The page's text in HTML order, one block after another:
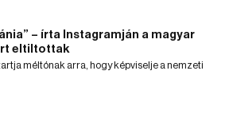
– írta Instagramján a magyar
eltiltottak
méltónak arra, hogy képviselje a nemzeti